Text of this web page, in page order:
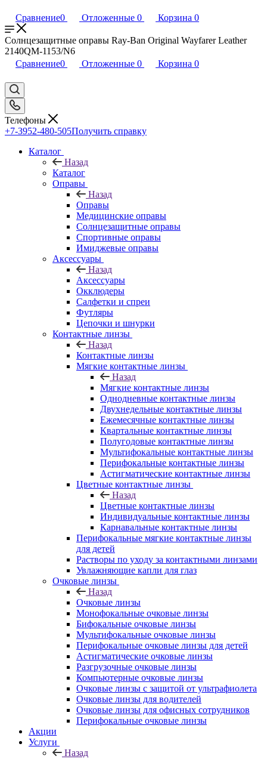
Сравнение0 Отложенные 0 Корзина 0
Солнцезащитные оправы Ray-Ban Original Wayfarer Leather
2140QM-1153/N6
Сравнение0 Отложенные 0 Корзина 0
Телефоны
+7-3952-480-505Получить справку
Каталог
Назад
Каталог
Оправы
Назад
Оправы
Медицинские оправы
Солнцезащитные оправы
Спортивные оправы
Имиджевые оправы
Аксессуары
Назад
Аксессуары
Окклюдеры
Салфетки и спреи
Футляры
Цепочки и шнурки
Контактные линзы
Назад
Контактные линзы
Мягкие контактные линзы
Назад
Мягкие контактные линзы
Однодневные контактные линзы
Двухнедельные контактные линзы
Ежемесячные контактные линзы
Квартальные контактные линзы
Полугодовые контактные линзы
Мультифокальные контактные линзы
Перифокальные контактные линзы
Астигматические контактные линзы
Цветные контактные линзы
Назад
Цветные контактные линзы
Индивидуальные контактные линзы
Карнавальные контактные линзы
Перифокальные мягкие контактные линзы
для детей
Растворы по уходу за контактными линзами
Увлажняющие капли для глаз
Очковые линзы
Назад
Очковые линзы
Монофокальные очковые линзы
Бифокальные очковые линзы
Мультифокальные очковые линзы
Перифокальные очковые линзы для детей
Астигматические очковые линзы
Разгрузочные очковые линзы
Компьютерные очковые линзы
Очковые линзы с защитой от ультрафиолета
Очковые линзы для водителей
Очковые линзы для офисных сотрудников
Перифокальные очковые линзы
Акции
Услуги
Назад